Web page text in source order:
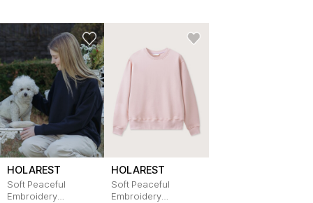
HOLAREST
Soft Peaceful
Embroidery
HOLAREST
Soft Peaceful
Embroidery